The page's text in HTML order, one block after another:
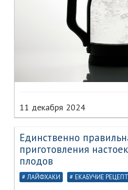
11 декабря 2024
Единственно
приготовления
плодов
ЛАЙФХАКИ ЕКАБУЧИЕ